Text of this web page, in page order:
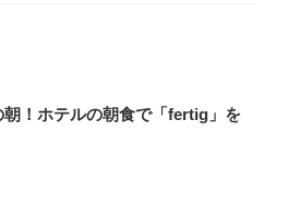
朝！ホテルの朝食で「fertig」を